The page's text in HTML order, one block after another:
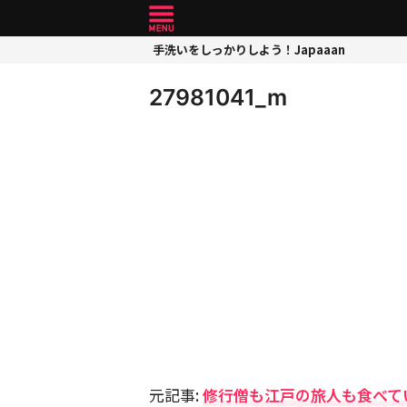
手洗いをしっかりしよう！Japaaan
27981041_m
元記事:修行僧も江戸の旅人も食べ